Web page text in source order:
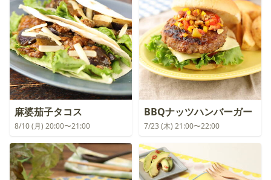
麻婆茄子タコス
8/10 (月) 20:00〜21:00
BBQナッツハンバーガー
7/23 (木) 21:00〜22:00